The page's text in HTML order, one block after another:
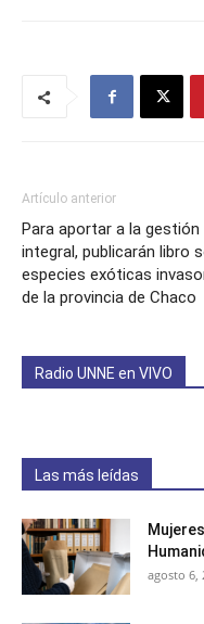
Artículo anterior
Para aportar a la gestión
integral, publicarán libro
especies exóticas
de la provincia de Chaco
Radio UNNE en VIVO
Las más leídas
agosto 6,